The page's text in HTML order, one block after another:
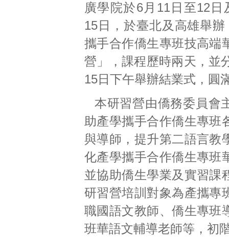
廣學院於6月11日至12日
15日，於臺北及高雄舉
攜手合作僑生專班技高端
營」，課程歷時兩天，並
15日下午舉辦結業式，圓
本研習營由僑務委員會
助產學攜手合作僑生專班
與導師，提升第二語言教
化產學攜手合作僑生專班
並協助僑生學業及實習課
研習營培訓對象為產攜專
職國語文教師、僑生專班
班華語文輔導老師等，初